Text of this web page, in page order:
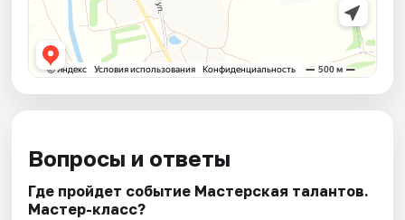
Вопросы и ответы
Где пройдет событие Мастерская талантов.
Мастер-класс?